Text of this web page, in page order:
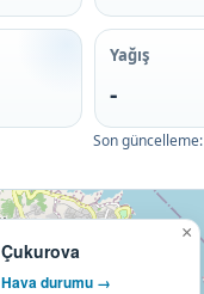
Yağış
-
Son güncelleme:
Çukurova
Hava durumu →
×